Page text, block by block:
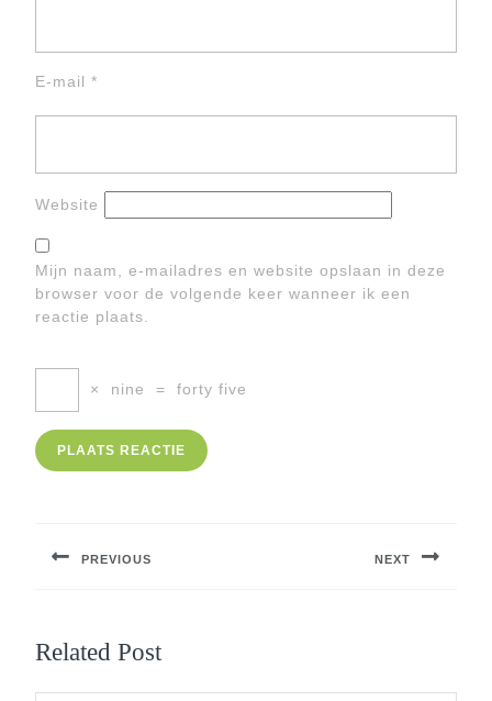
E-mail *
Website
Mijn naam, e-mailadres en website opslaan in deze
browser voor de volgende keer wanneer ik een
reactie plaats.
× nine = forty five
PREVIOUS NEXT
Related Post